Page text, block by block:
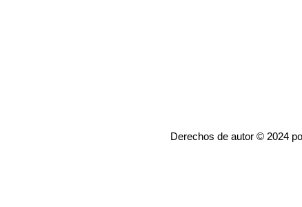
Derechos de autor © 2024